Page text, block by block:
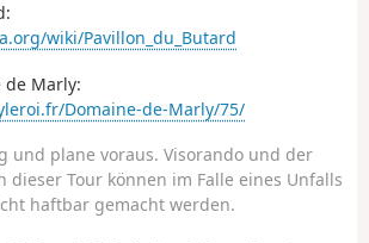
wiki/Pavillon_du_Butard
de Marly:
Domaine-de-Marly/75/
und plane voraus. Visorando und der
dieser Tour können im Falle eines Unfalls
haftbar gemacht werden.